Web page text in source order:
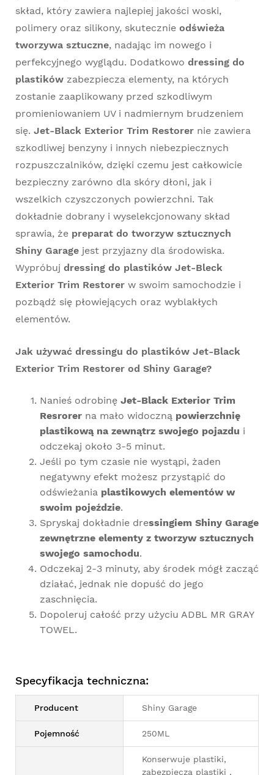
skład, który zawiera najlepiej jakości woski,
polimery oraz silikony, skutecznie odświeża
tworzywa sztuczne, nadając im nowego i
perfekcyjnego wyglądu. Dodatkowo dressing do
plastików zabezpiecza elementy, na których
zostanie zaaplikowany przed szkodliwym
promieniowaniem UV i nadmiernym brudzeniem
się. Jet-Black Exterior Trim Restorer nie zawiera
szkodliwej benzyny i innych niebezpiecznych
rozpuszczalników, dzięki czemu jest całkowicie
bezpieczny zarówno dla skóry dłoni, jak i
wszelkich czyszczonych powierzchni. Tak
dokładnie dobrany i wyselekcjonowany skład
sprawia, że preparat do tworzyw sztucznych
Shiny Garage jest przyjazny dla środowiska.
Wypróbuj dressing do plastików Jet-Bleck
Exterior Trim Restorer w swoim samochodzie i
pozbądź się płowiejących oraz wyblakłych
elementów.
Jak używać dressingu do plastików Jet-Black
Exterior Trim Restorer od Shiny Garage?
Nanieś odrobinę Jet-Black Exterior Trim
Resrorer na mało widoczną powierzchnię
plastikową na zewnątrz swojego pojazdu i
odczekaj około 3-5 minut.
Jeśli po tym czasie nie wystąpi, żaden
negatywny efekt możesz przystąpić do
odświeżania plastikowych elementów w
swoim pojeździe.
Spryskaj dokładnie dressingiem Shiny Garage
zewnętrzne elementy z tworzyw sztucznych
swojego samochodu.
Odczekaj 2-3 minuty, aby środek mógł zacząć
działać, jednak nie dopuść do jego
zaschnięcia.
Dopoleruj całość przy użyciu ADBL MR GRAY
TOWEL.
Specyfikacja techniczna:
Producent Shiny Garage
Pojemność 250ML
Konserwuje plastiki,
zabezpiecza plastiki ,